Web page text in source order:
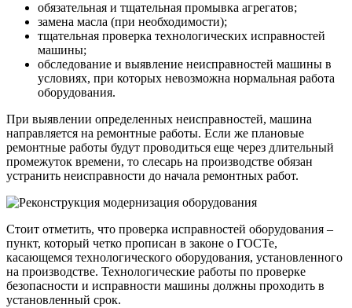
обязательная и тщательная промывка агрегатов;
замена масла (при необходимости);
тщательная проверка технологических исправностей
машины;
обследование и выявление неисправностей машины в
условиях, при которых невозможна нормальная работа
оборудования.
При выявлении определенных неисправностей, машина
направляется на ремонтные работы. Если же плановые
ремонтные работы будут проводиться еще через длительный
промежуток времени, то слесарь на производстве обязан
устранить неисправности до начала ремонтных работ.
Стоит отметить, что проверка исправностей оборудования –
пункт, который четко прописан в законе о ГОСТе,
касающемся технологического оборудования, установленного
на производстве. Технологические работы по проверке
безопасности и исправности машины должны проходить в
установленный срок.